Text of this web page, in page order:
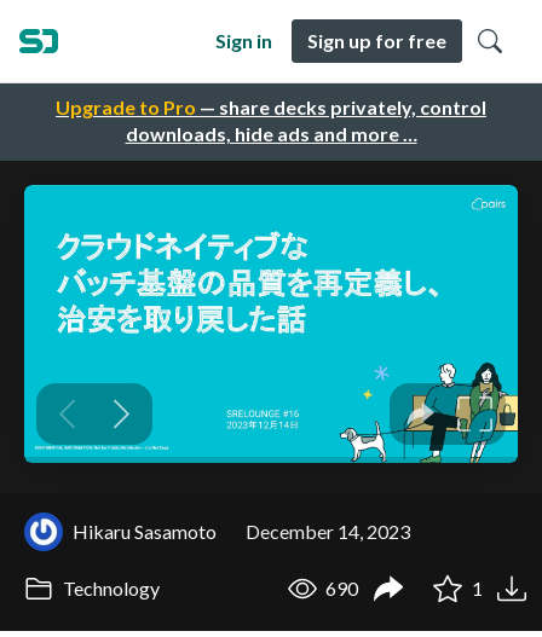
Upgrade to Pro — share decks privately, control
downloads, hide ads and more …
Sign in Sign up for free
Hikaru Sasamoto December 14, 2023
Technology 690 1